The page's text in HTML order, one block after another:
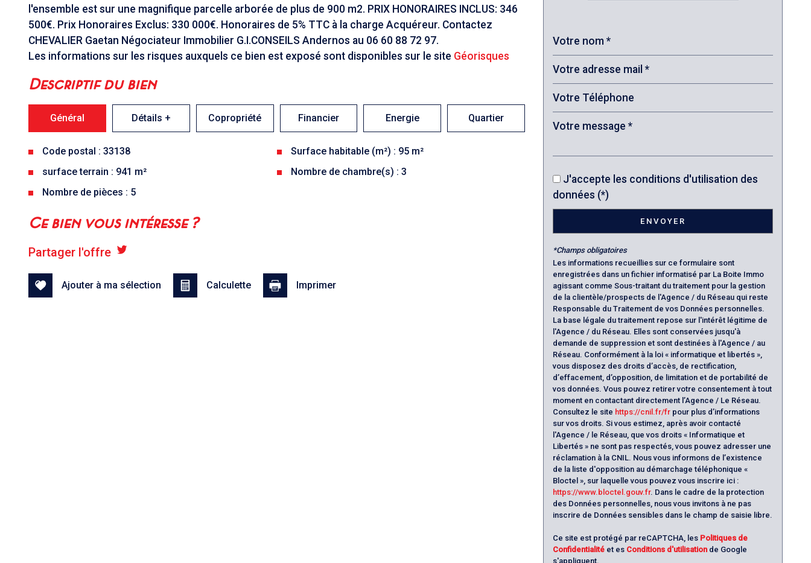
l'ensemble est sur une magnifique parcelle arborée de plus de 900 m2. PRIX HONORAIRES INCLUS: 346
500€. Prix Honoraires Exclus: 330 000€. Honoraires de 5% TTC à la charge Acquéreur. Contactez
CHEVALIER Gaetan Négociateur Immobilier G.I.CONSEILS Andernos au 06 60 88 72 97.
Les informations sur les risques auxquels ce bien est exposé sont disponibles sur le site Géorisques
descriptif du bien
Général Détails + Copropriété Financier Energie Quartier
Code postal : 33138
Surface habitable (m²) : 95 m²
surface terrain : 941 m²
Nombre de chambre(s) : 3
Nombre de pièces : 5
la ville de lanton (33138)
+
ce bien vous intéresse ?
Partager l'offre
Ajouter à ma sélection Calculette Imprimer
J'accepte les conditions d'utilisation des
données (*)
ENVOYER
*Champs obligatoires
Les informations recueillies sur ce formulaire sont
enregistrées dans un fichier informatisé par La Boite Immo
agissant comme Sous-traitant du traitement pour la gestion
de la clientèle/prospects de l'Agence / du Réseau qui reste
Responsable du Traitement de vos Données personnelles.
La base légale du traitement repose sur l'intérêt légitime de
l'Agence / du Réseau. Elles sont conservées jusqu'à
demande de suppression et sont destinées à l'Agence / au
Réseau. Conformément à la loi « informatique et libertés »,
vous disposez des droits d’accès, de rectification,
d’effacement, d’opposition, de limitation et de portabilité de
vos données. Vous pouvez retirer votre consentement à tout
moment en contactant directement l’Agence / Le Réseau.
Consultez le site https://cnil.fr/fr pour plus d’informations
sur vos droits. Si vous estimez, après avoir contacté
l'Agence / le Réseau, que vos droits « Informatique et
Libertés » ne sont pas respectés, vous pouvez adresser une
réclamation à la CNIL. Nous vous informons de l’existence
de la liste d'opposition au démarchage téléphonique «
Bloctel », sur laquelle vous pouvez vous inscrire ici :
https://www.bloctel.gouv.fr. Dans le cadre de la protection
des Données personnelles, nous vous invitons à ne pas
inscrire de Données sensibles dans le champ de saisie libre.
Ce site est protégé par reCAPTCHA, les Politiques de
Confidentialité et es Conditions d'utilisation de Google
s'appliquent.